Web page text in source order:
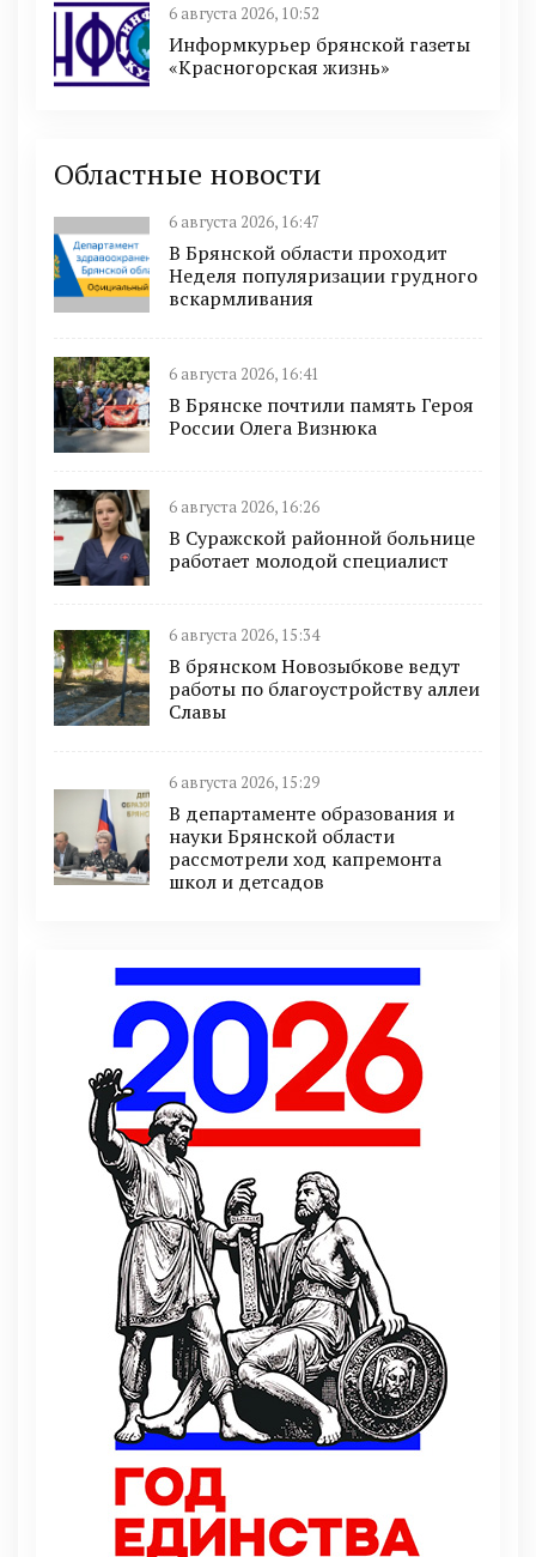
6 августа 2026, 10:52
Информкурьер брянской газеты
«Красногорская жизнь»
Областные новости
6 августа 2026, 16:47
В Брянской области проходит
Неделя популяризации грудного
вскармливания
6 августа 2026, 16:41
В Брянске почтили память Героя
России Олега Визнюка
6 августа 2026, 16:26
В Суражской районной больнице
работает молодой специалист
6 августа 2026, 15:34
В брянском Новозыбкове ведут
работы по благоустройству аллеи
Славы
6 августа 2026, 15:29
В департаменте образования и
науки Брянской области
рассмотрели ход капремонта
школ и детсадов